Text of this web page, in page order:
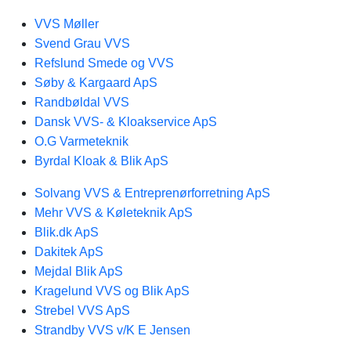
VVS Møller
Svend Grau VVS
Refslund Smede og VVS
Søby & Kargaard ApS
Randbøldal VVS
Dansk VVS- & Kloakservice ApS
O.G Varmeteknik
Byrdal Kloak & Blik ApS
Solvang VVS & Entreprenørforretning ApS
Mehr VVS & Køleteknik ApS
Blik.dk ApS
Dakitek ApS
Mejdal Blik ApS
Kragelund VVS og Blik ApS
Strebel VVS ApS
Strandby VVS v/K E Jensen